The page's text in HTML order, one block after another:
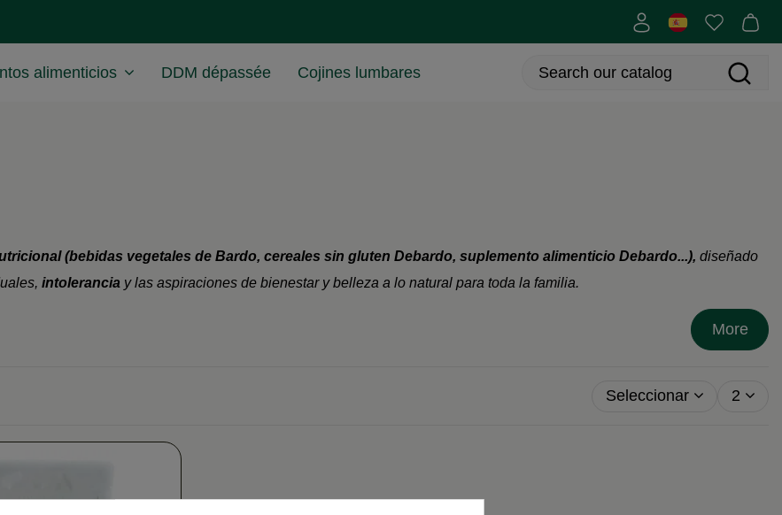
alimenticios DDM dépassée Cojines lumbares
(bebidas vegetales de Bardo, cereales sin gluten Debardo, suplemento alimenticio Debardo...), diseñado
intolerancia y las aspiraciones de bienestar y belleza a lo natural para toda la familia.
More
Seleccionar 2